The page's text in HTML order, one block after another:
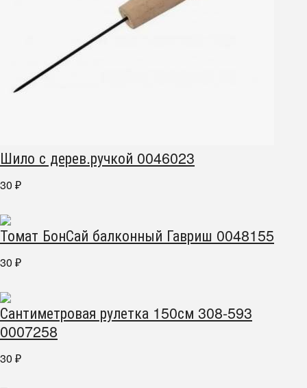
Шило с дерев.ручкой 0046023
30 ₽
Томат БонСай балконный Гавриш 0048155
30 ₽
Сантиметровая рулетка 150см 308-593
0007258
30 ₽